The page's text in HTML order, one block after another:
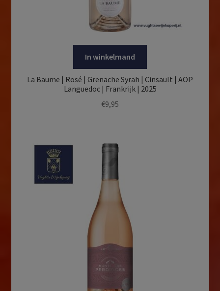
In winkelmand
La Baume | Rosé | Grenache Syrah | Cinsault | AOP
Languedoc | Frankrijk | 2025
€9,95